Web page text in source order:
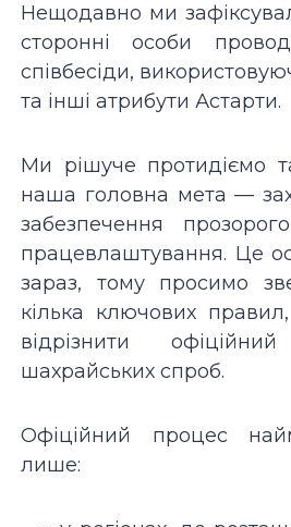
Нещодавно ми
сторонні особи
співбесіди,
та інші атрибути Астарти.
Ми рішуче протидіємо
наша головна мета —
забезпечення
працевлаштування. Це
зараз, тому просимо
кілька ключових
відрізнити
шахрайських спроб.
Офіційний процес
лише: